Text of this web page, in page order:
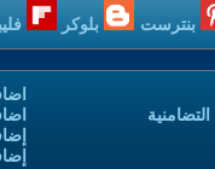
بنترست بلوكر